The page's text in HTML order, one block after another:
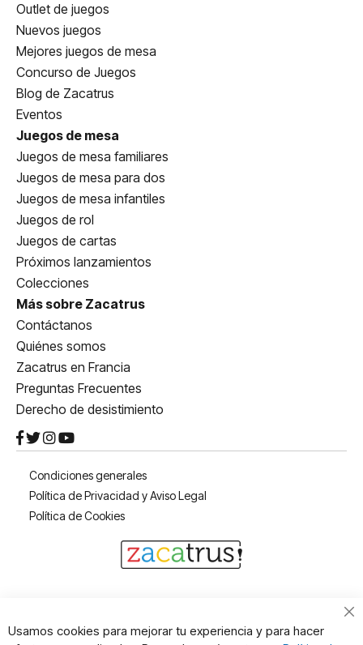
Outlet de juegos
Nuevos juegos
Mejores juegos de mesa
Concurso de Juegos
Blog de Zacatrus
Eventos
Juegos de mesa
Juegos de mesa familiares
Juegos de mesa para dos
Juegos de mesa infantiles
Juegos de rol
Juegos de cartas
Próximos lanzamientos
Colecciones
Más sobre Zacatrus
Contáctanos
Quiénes somos
Zacatrus en Francia
Preguntas Frecuentes
Derecho de desistimiento
Condiciones generales
Política de Privacidad y Aviso Legal
Política de Cookies
Usamos cookies para mejorar tu experiencia y para hacer